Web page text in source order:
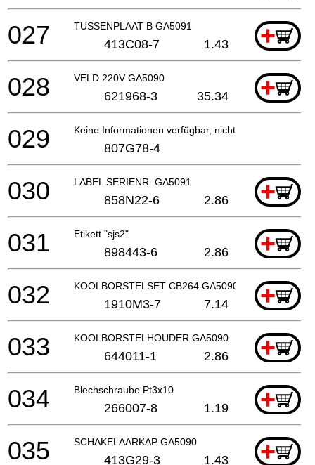
TUSSENPLAAT B GA5091 +
027 413C08-7 1.43
VELD 220V GA5090 +
028 621968-3 35.34
Keine Informationen verfügbar, nicht bestellbar
029 807G78-4
LABEL SERIENR. GA5091 +
030 858N22-6 2.86
Etikett "sjs2" +
031 898443-6 2.86
KOOLBORSTELSET CB264 GA5090 P +
032 1910M3-7 7.14
KOOLBORSTELHOUDER GA5090 +
033 644011-1 2.86
Blechschraube Pt3x10 +
034 266007-8 1.19
SCHAKELAARKAP GA5090 +
035 413G29-3 1.43